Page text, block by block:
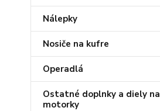
Nálepky
Nosiče na kufre
Operadlá
Ostatné doplnky a diely na
motorky